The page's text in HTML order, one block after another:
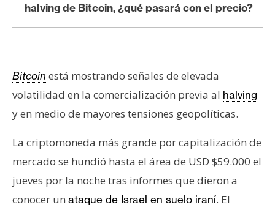
A
n
i
s
s
N
o
t
halving de Bitcoin, ¿qué pasará con el precio?
Bitcoin está mostrando señales de elevada
volatilidad en la comercialización previa al halving
y en medio de mayores tensiones geopolíticas.
La criptomoneda más grande por capitalización de
mercado se hundió hasta el área de USD $59.000 el
jueves por la noche tras informes que dieron a
conocer un ataque de Israel en suelo iraní. El